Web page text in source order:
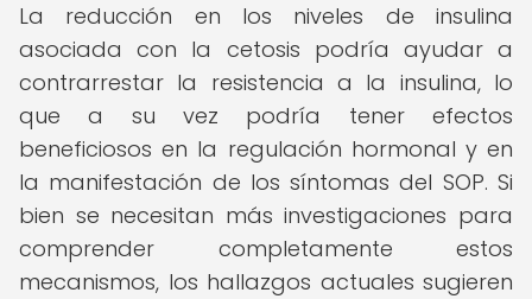
La reducción en los niveles de insulina
asociada con la cetosis podría ayudar a
contrarrestar la resistencia a la insulina, lo
que a su vez podría tener efectos
beneficiosos en la regulación hormonal y en
la manifestación de los síntomas del SOP. Si
bien se necesitan más investigaciones para
comprender completamente estos
mecanismos, los hallazgos actuales sugieren